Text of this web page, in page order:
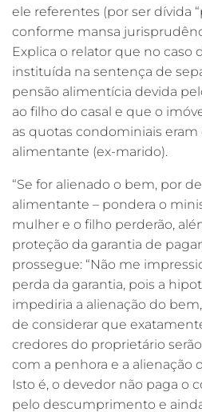
ele referentes (por ser dívida
conforme mansa
Explica o relator que no caso
instituída na sentença de
pensão alimentícia devida
ao filho do casal e que o
as quotas condominiais eram
alimentante (ex-marido).
“Se for alienado o bem, por
alimentante – pondera o
mulher e o filho perderão,
proteção da garantia de
prossegue: “Não me
perda da garantia, pois a
impediria a alienação do
de considerar que
credores do proprietário
com a penhora e a alienação
Isto é, o devedor não paga o
pelo descumprimento e